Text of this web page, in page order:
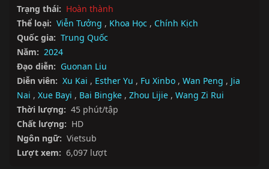
Trạng thái: Hoàn thành
Thể loại: Viễn Tưởng , Khoa Học , Chính Kịch
Quốc gia: Trung Quốc
Năm: 2024
Đạo diễn: Guonan Liu
Diễn viên: Xu Kai , Esther Yu , Fu Xinbo , Wan Peng , Jia
Nai , Xue Bayi , Bai Bingke , Zhou Lijie , Wang Zi Rui
Thời lượng: 45 phút/tập
Chất lượng: HD
Ngôn ngữ: Vietsub
Lượt xem: 6,097 lượt